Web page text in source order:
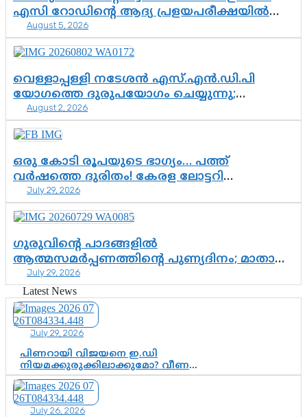
എസി റോഡിന്റെ ആദ്യ പ്രളയപരീക്ഷയിൽ
ഉയരുന്നത് ഗുരുതര ചോദ്യങ്ങൾ
August 5, 2026
വെള്ളാപ്പള്ളി നടേശൻ എസ്.എൻ.ഡി.പി
യോഗത്തെ ദുരുപയോഗം ചെയ്യുന്നു;
ശ്രീനാരായണ പ്രസ്ഥാനത്തെ കാർന്നുതിന്നുന്ന
വിഷവിത്ത്: ഗോകുലം ഗോപാലൻ
August 2, 2026
ഒരു കോടി രൂപയുടെ ഭാഗ്യം… പത്ത്
വർഷത്തെ ദുരിതം! കേരള ലോട്ടറി
സംവിധാനത്തെ ചോദ്യം ചെയ്ത് കോയയുടെ
പോരാട്ടം
July 29, 2026
ഗുരുവിന്റെ പാദങ്ങളിൽ
ആത്മസമർപ്പണത്തിന്റെ പുണ്യദിനം; മാതാ
അമൃതാനന്ദമയി മഠത്തിൽ ഭക്തിസാന്ദ്രമായി
ഗുരുപൂർണിമ ആഘോഷം
July 29, 2026
Latest News
July 29, 2026
പിണറായി വിജയനെ ഇ.ഡി
നിയമക്കുരുക്കിലാക്കുമോ? വീണ
വിജയൻ മാപ്പുസാക്ഷിയാകുമോ?
കർത്തയുടെ മൊഴി നിർണായക
വഴിത്തിരിവാകുമോ?
July 26, 2026